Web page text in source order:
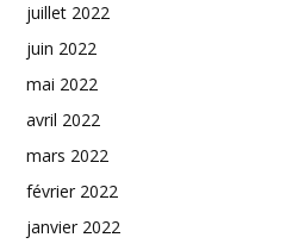
juillet 2022
juin 2022
mai 2022
avril 2022
mars 2022
février 2022
janvier 2022